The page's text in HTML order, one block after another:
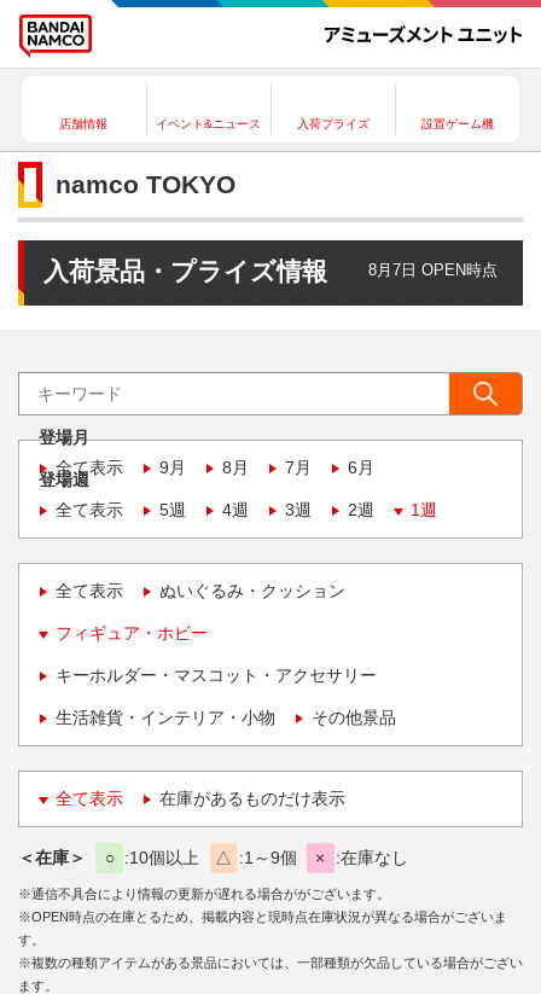
店舗情報 イベント&ニュース 入荷プライズ 設置ゲーム機
namco TOKYO
入荷景品・プライズ情報 8月7日 OPEN時点
登場月
全て表示
9月 8月 7月 6月
登場週
全て表示
5週 4週 3週 2週 1週
全て表示 ぬいぐるみ・クッション
フィギュア・ホビー
キーホルダー・マスコット・アクセサリー
生活雑貨・インテリア・小物 その他景品
全て表示 在庫があるものだけ表示
＜在庫＞ ○ 10個以上 △ 1～9個 × 在庫なし
※通信不具合により情報の更新が遅れる場合ががございます。
※OPEN時点の在庫とるため、掲載内容と現時点在庫状況が異なる場合がございま
す。
※複数の種類アイテムがある景品においては、一部種類が欠品している場合がござい
ます。